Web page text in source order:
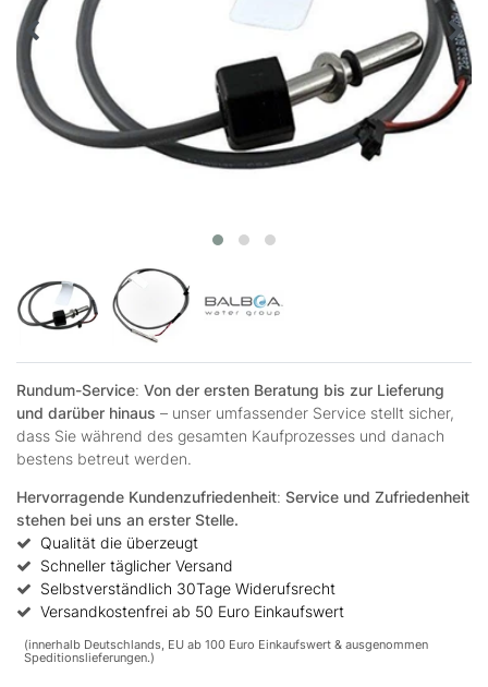
Rundum-Service: Von der ersten Beratung bis zur Lieferung
und darüber hinaus – unser umfassender Service stellt sicher,
dass Sie während des gesamten Kaufprozesses und danach
bestens betreut werden.
Hervorragende Kundenzufriedenheit: Service und Zufriedenheit
stehen bei uns an erster Stelle.
Qualität die überzeugt
Schneller täglicher Versand
Selbstverständlich 30Tage Widerufsrecht
Versandkostenfrei ab 50 Euro Einkaufswert
(innerhalb Deutschlands, EU ab 100 Euro Einkaufswert & ausgenommen
Speditionslieferungen.)